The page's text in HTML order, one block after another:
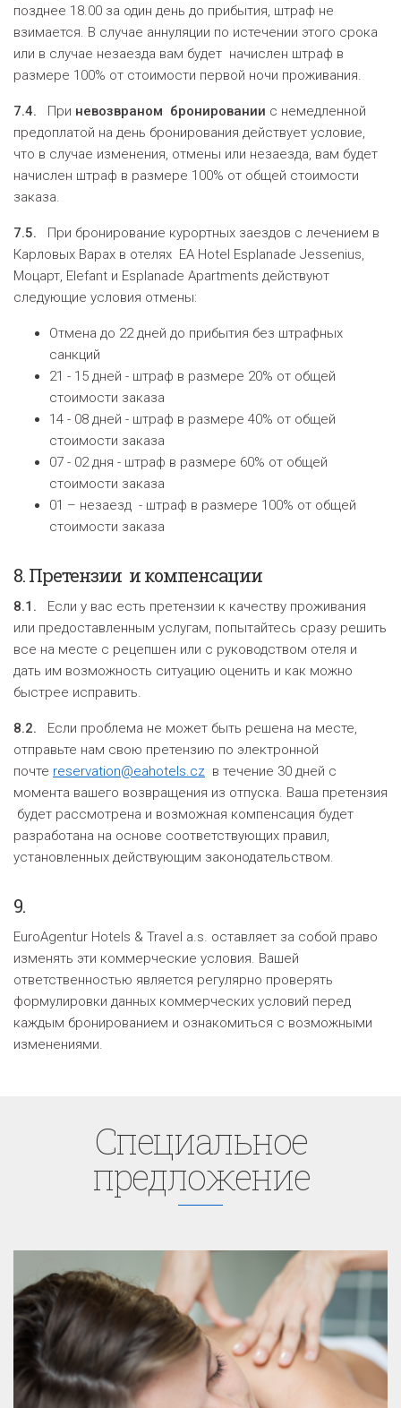
позднее 18.00 за один день до прибытия, штраф не
взимается. В случае аннуляции по истечении этого срока
или в случае незаезда вам будет начислен штраф в
размере 100% от стоимости первой ночи проживания.
7.4. При невозвраном бронировании с немедленной
предоплатой на день бронирования действует условие,
что в случае изменения, отмены или незаезда, вам будет
начислен штраф в размере 100% от общей стоимости
заказа.
7.5.
При бронирование курортных заездов с лечением в
Карловых Варах в отелях EA Hotel Esplanade Jessenius,
Моцарт, Elefant и Esplanade Apartments действуют
следующие условия отмены:
Отмена до 22 дней до прибытия без штрафных
санкций
21 - 15 дней - штраф в размере 20% от общей
стоимости заказа
14 - 08 дней - штраф в размере 40% от общей
стоимости заказа
07 - 02 дня - штраф в размере 60% от общей
стоимости заказа
01 – незаезд - штраф в размере 100% от общей
стоимости заказа
8.Претензии и компенсации
8.1.
Если у вас есть претензии к качеству проживания
или предоставленным услугам, попытайтесь сразу решить
все на месте с рецепшен или с руководством отеля и
дать им возможность ситуацию оценить и как можно
быстрее исправить.
8.2. Если проблема не может быть решена на месте,
отправьте нам свою претензию по электронной
почте reservation@eahotels.cz в течение 30 дней с
момента вашего возвращения из отпуска. Ваша претензия
будет рассмотрена и возможная компенсация будет
разработана на основе соответствующих правил,
установленных действующим законодательством.
9.
EuroAgentur Hotels & Travel a.s. оставляет за собой право
изменять эти коммерческие условия. Вашей
ответственностью является регулярно проверять
формулировки данных коммерческих условий перед
каждым бронированием и ознакомиться с возможными
изменениями.
Cпециaльное
предложение